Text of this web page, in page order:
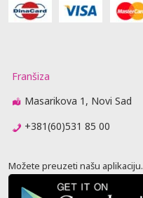
Franšiza
Masarikova 1, Novi Sad
+381(60)531 85 00
Možete preuzeti našu aplikaciju.